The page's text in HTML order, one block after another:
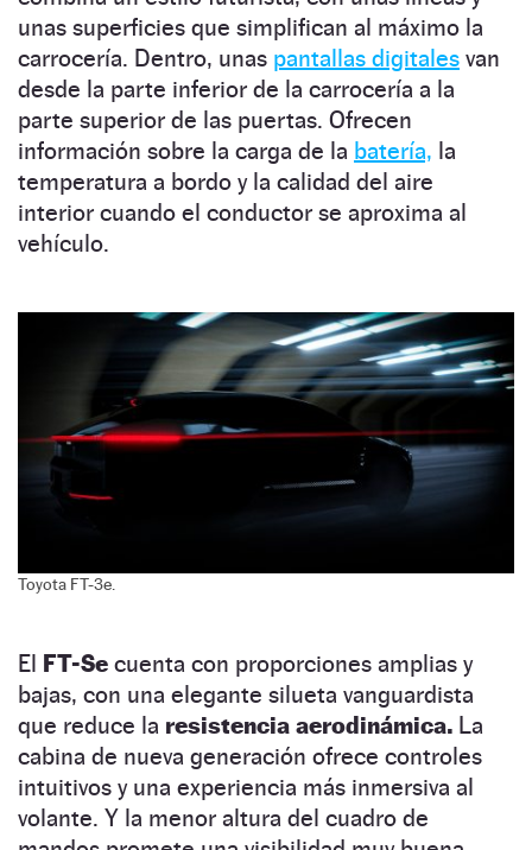
unas superficies que simplifican al máximo la
carrocería. Dentro, unas pantallas digitales van
desde la parte inferior de la carrocería a la
parte superior de las puertas. Ofrecen
información sobre la carga de la batería, la
temperatura a bordo y la calidad del aire
interior cuando el conductor se aproxima al
vehículo.
Toyota FT-3e.
El FT-Se cuenta con proporciones amplias y
bajas, con una elegante silueta vanguardista
que reduce la resistencia aerodinámica. La
cabina de nueva generación ofrece controles
intuitivos y una experiencia más inmersiva al
volante. Y la menor altura del cuadro de